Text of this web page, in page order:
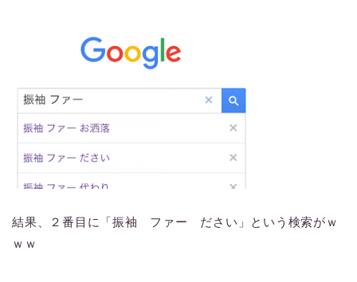
結果、２番目に「振袖 ファー ださい」という検索がｗ
ｗｗ